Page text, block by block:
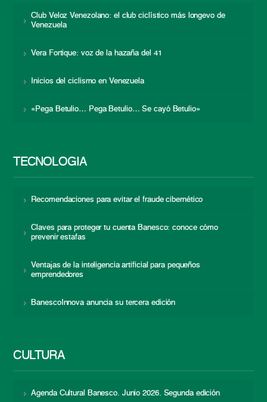
Club Veloz Venezolano: el club ciclístico más longevo de
Venezuela
Vera Fortique: voz de la hazaña del 41
Inicios del ciclismo en Venezuela
«Pega Betulio… Pega Betulio… Se cayó Betulio»
TECNOLOGÍA
Recomendaciones para evitar el fraude cibernético
Claves para proteger tu cuenta Banesco: conoce cómo
prevenir estafas
Ventajas de la inteligencia artificial para pequeños
emprendedores
BanescoInnova anuncia su tercera edición
CULTURA
Agenda Cultural Banesco. Junio 2026. Segunda edición